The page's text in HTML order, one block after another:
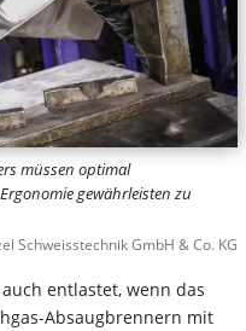
müssen optimal
gewährleisten zu
Schweisstechnik GmbH & Co. KG
entlastet, wenn das
Absaugbrennern mit